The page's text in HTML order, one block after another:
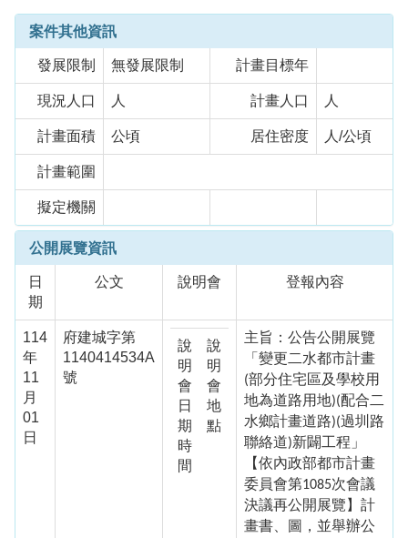
案件其他資訊
發展限制 無發展限制 計畫目標年
現況人口 人 計畫人口 人
計畫面積 公頃 居住密度 人/公頃
計畫範圍
擬定機關
公開展覽資訊
日
期
公文 說明會 登報內容
114
年
11
月
01
日
府建城字第
1140414534A
號
說
明
會
日
期
時
間
說
明
會
地
點
主旨：公告公開展覽
「變更二水都市計畫
(部分住宅區及學校用
地為道路用地)(配合二
水鄉計畫道路)(過圳路
聯絡道)新闢工程」
【依內政部都市計畫
委員會第1085次會議
決議再公開展覽】計
畫書、圖，並舉辦公